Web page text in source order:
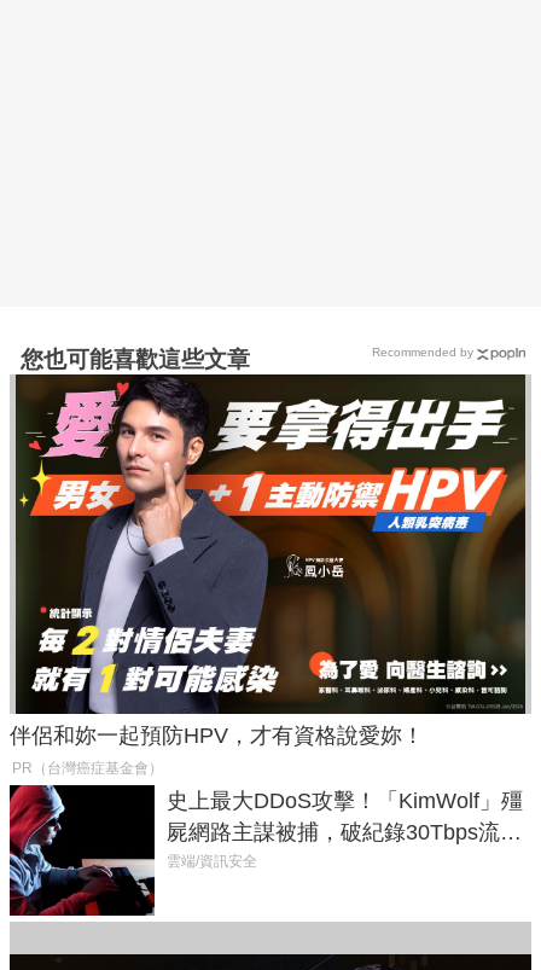
您也可能喜歡這些文章
伴侶和妳一起預防HPV，才有資格說愛妳！
PR（台灣癌症基金會）
史上最大DDoS攻擊！「KimWolf」殭
屍網路主謀被捕，破紀錄30Tbps流量
癱瘓全球！
雲端/資訊安全
Recommended by